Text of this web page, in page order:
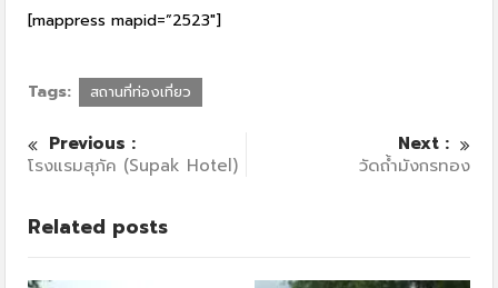
[mappress mapid=”2523″]
Tags: สถานที่ท่องเที่ยว
Previous :
โรงแรมสุภัค (Supak Hotel)
Next :
วัดถ้ำมังกรทอง
Related posts